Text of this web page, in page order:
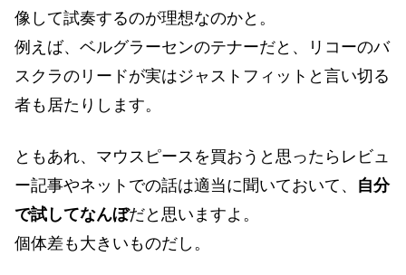
像して試奏するのが理想なのかと。
例えば、ベルグラーセンのテナーだと、リコーのバ
スクラのリードが実はジャストフィットと言い切る
者も居たりします。
ともあれ、マウスピースを買おうと思ったらレビュ
ー記事やネットでの話は適当に聞いておいて、 自分
で試してなんぼだと思いますよ。
個体差も大きいものだし。